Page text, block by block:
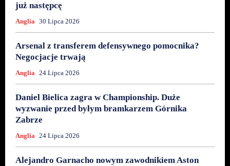
już następcę
Anglia 30 Lipca 2026
Arsenal z transferem defensywnego pomocnika?
Negocjacje trwają
Anglia 24 Lipca 2026
Daniel Bielica zagra w Championship. Duże
wyzwanie przed byłym bramkarzem Górnika
Zabrze
Anglia 24 Lipca 2026
Alejandro Garnacho nowym zawodnikiem Aston